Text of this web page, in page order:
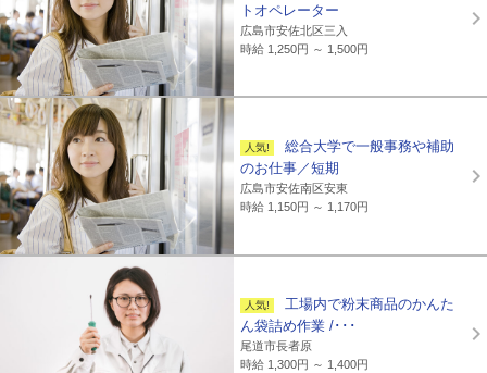
トオペレーター
広島市安佐北区三入
時給 1,250円 ～ 1,500円
総合大学で一般事務や補助
のお仕事／短期
広島市安佐南区安東
時給 1,150円 ～ 1,170円
工場内で粉末商品のかんた
ん袋詰め作業 /･･･
尾道市長者原
時給 1,300円 ～ 1,400円